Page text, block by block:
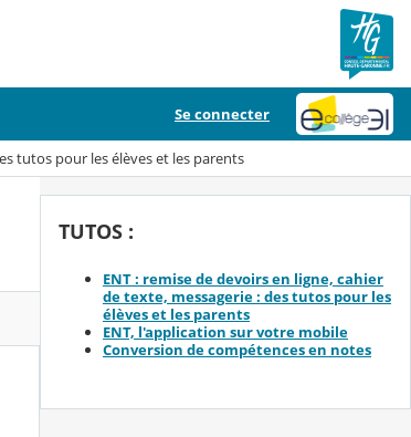
Se connecter
tutos pour les élèves et les parents
TUTOS :
ENT : remise de devoirs en ligne, cahier
de texte, messagerie : des tutos pour les
élèves et les parents
ENT, l'application sur votre mobile
Conversion de compétences en notes